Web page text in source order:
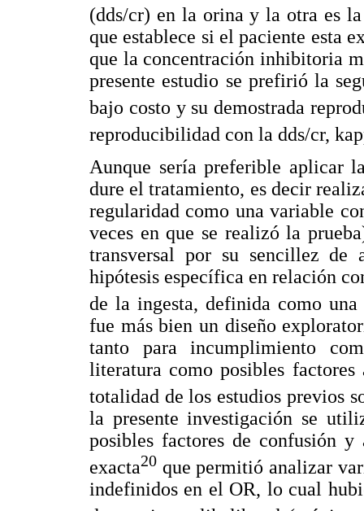
(dds/cr) en la orina y la otra es
que establece si el paciente esta
que la concentración inhibitoria
presente estudio se prefirió la
bajo costo y su demostrada
reproducibilidad con la dds/cr,
Aunque sería preferible aplicar
dure el tratamiento, es decir
regularidad como una variable
veces en que se realizó la
transversal por su sencillez
hipótesis específica en relación
de la ingesta, definida como
fue más bien un diseño
tanto para incumplimiento
literatura como posibles
totalidad de los estudios previos
la presente investigación se
posibles factores de confusión
exacta20 que permitió analizar
indefinidos en el OR, lo cual